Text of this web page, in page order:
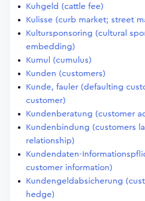
Kuhgeld (cattle fee)
Kulisse (curb market; street
Kultursponsoring (cultural
embedding)
Kumul (cumulus)
Kunden (customers)
Kunde, fauler (defaulting
customer)
Kundenberatung (customer
Kundenbindung (customers
relationship)
Kundendaten-
customer information)
Kundengeldabsicherung
hedge)